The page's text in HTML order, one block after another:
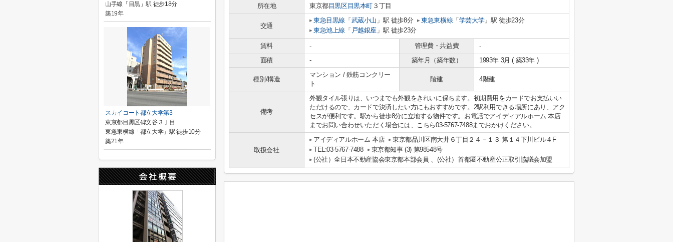
所在地 東京都目黒区目黒本町 ３丁目
交通
東急目黒線 「 武蔵小山 」駅 徒歩8分 東急東横線 「 学芸大学」駅 徒歩23分
東急池上線 「 戸越銀座 」駅 徒歩23分
賃料 - 管理費・共益費
-
面積
- 築年月（築年数） 1993年 3月 ( 築33年 )
種別/構造
マンション / 鉄筋コンクリー
ト
階建 4階建
備考
外観タイル張りは、いつまでも外観をきれいに保ちます。初期費用をカードでお支払いい
ただけるので、カードで決済したい方にもおすすめです。2駅利用できる場所にあり、アク
セスが便利です。駅から徒歩8分に立地する物件です。お電話でアイディアルホーム 本店
までお問い合わせいただく場合には、こちら03-5767-7488までおかけください。
取扱会社
アイディアルホーム 本店
東京都品川区南大井６丁目２４－１３ 第１４下川ビル４F
TEL:03-5767-7488
東京都知事 (3) 第98548号
(公社）全日本不動産協会東京都本部会員 、(公社）首都圏不動産公正取引協議会加盟
山手線「目黒」駅 徒歩18分
築19年
スカイコート都立大学第3
東京都目黒区碑文谷３丁目
東急東横線「都立大学」駅 徒歩10分
築21年